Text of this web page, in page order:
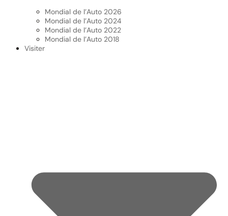
Mondial de l’Auto 2026
Mondial de l’Auto 2024
Mondial de l’Auto 2022
Mondial de l’Auto 2018
Visiter